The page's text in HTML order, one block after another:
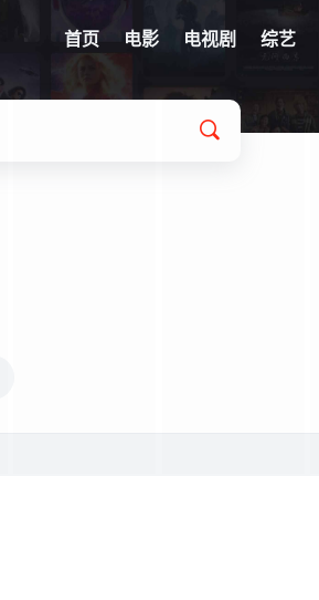
首页 电影 电视剧 综艺